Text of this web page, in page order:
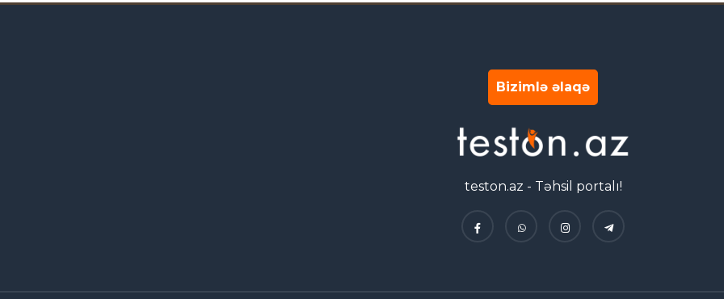
Bizimlə əlaqə
teston.az - Təhsil portalı!